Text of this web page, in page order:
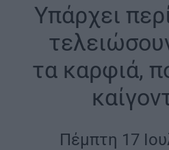
Υπάρχει
τα καρφιά,
Πέμπτη 17